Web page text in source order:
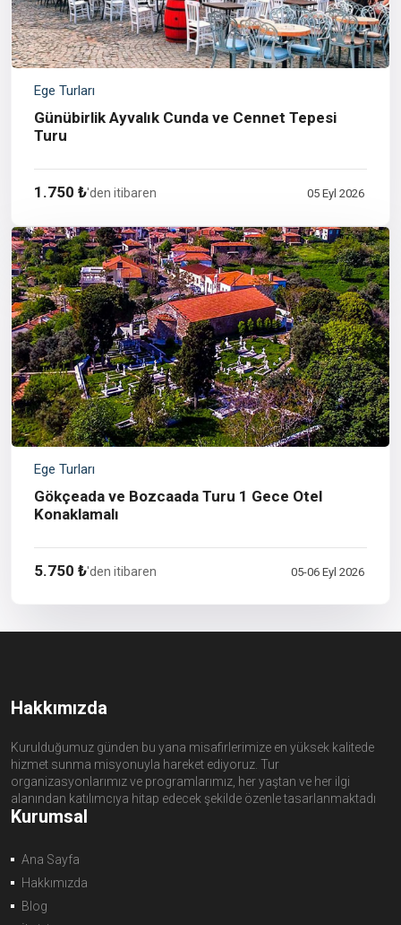
Ege Turları
Günübirlik Ayvalık Cunda ve Cennet Tepesi
Turu
1.750 ₺'den itibaren 05 Eyl 2026
Ege Turları
Gökçeada ve Bozcaada Turu 1 Gece Otel
Konaklamalı
5.750 ₺'den itibaren 05-06 Eyl 2026
Hakkımızda
Kurulduğumuz günden bu yana misafirlerimize en yüksek kalitede
hizmet sunma misyonuyla hareket ediyoruz. Tur
organizasyonlarımız ve programlarımız, her yaştan ve her ilgi
alanından katılımcıya hitap edecek şekilde özenle tasarlanmaktadı
Kurumsal
Ana Sayfa
Hakkımızda
Blog